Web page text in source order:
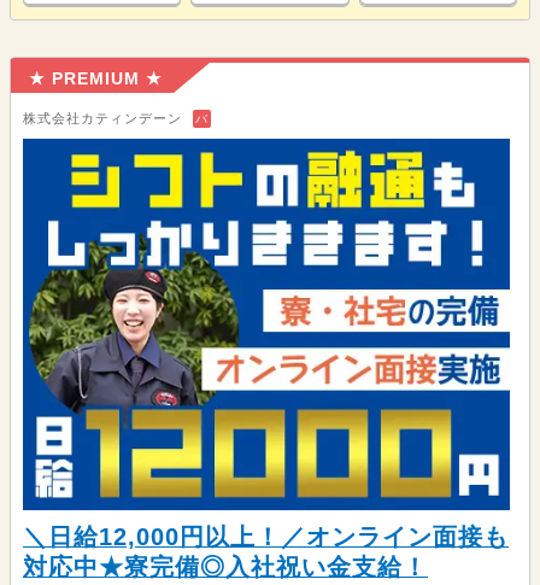
★ PREMIUM ★
株式会社カティンデーン バ
＼日給12,000円以上！／オンライン面接も
対応中★寮完備◎入社祝い金支給！